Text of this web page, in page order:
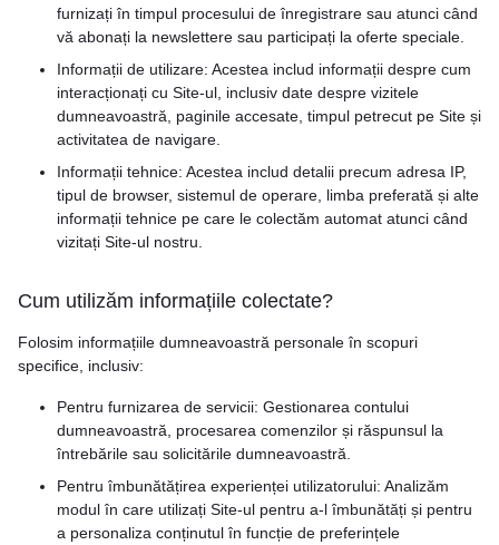
furnizați în timpul procesului de înregistrare sau atunci când
vă abonați la newslettere sau participați la oferte speciale.
Informații de utilizare: Acestea includ informații despre cum
interacționați cu Site-ul, inclusiv date despre vizitele
dumneavoastră, paginile accesate, timpul petrecut pe Site și
activitatea de navigare.
Informații tehnice: Acestea includ detalii precum adresa IP,
tipul de browser, sistemul de operare, limba preferată și alte
informații tehnice pe care le colectăm automat atunci când
vizitați Site-ul nostru.
Cum utilizăm informațiile colectate?
Folosim informațiile dumneavoastră personale în scopuri
specifice, inclusiv:
Pentru furnizarea de servicii: Gestionarea contului
dumneavoastră, procesarea comenzilor și răspunsul la
întrebările sau solicitările dumneavoastră.
Pentru îmbunătățirea experienței utilizatorului: Analizăm
modul în care utilizați Site-ul pentru a-l îmbunătăți și pentru
a personaliza conținutul în funcție de preferințele